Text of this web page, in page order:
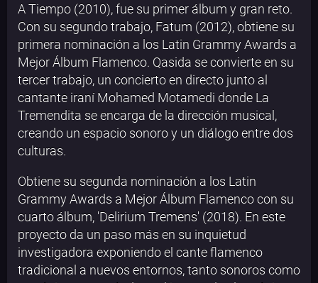
A Tiempo (2010), fue su primer álbum y gran reto.
Con su segundo trabajo, Fatum (2012), obtiene su
primera nominación a los Latin Grammy Awards a
Mejor Álbum Flamenco. Qasida se convierte en su
tercer trabajo, un concierto en directo junto al
cantante iraní Mohamed Motamedi donde La
Tremendita se encarga de la dirección musical,
creando un espacio sonoro y un diálogo entre dos
culturas.
Obtiene su segunda nominación a los Latin
Grammy Awards a Mejor Álbum Flamenco con su
cuarto álbum, 'Delirium Tremens' (2018). En este
proyecto da un paso más en su inquietud
investigadora exponiendo el cante flamenco
tradicional a nuevos entornos, tanto sonoros como